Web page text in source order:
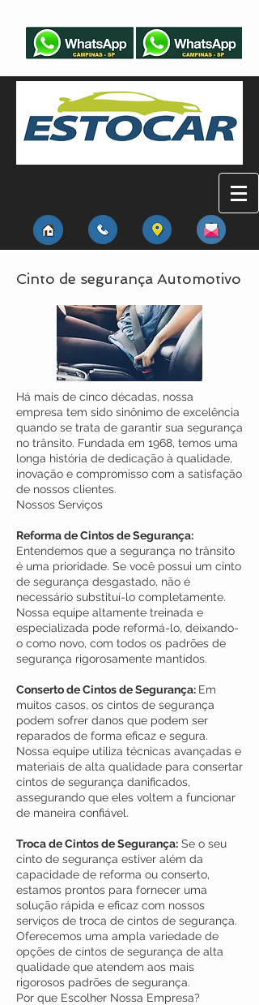
Cinto de segurança Automotivo
Há mais de cinco décadas, nossa
empresa tem sido sinônimo de excelência
quando se trata de garantir sua segurança
no trânsito. Fundada em 1968, temos uma
longa história de dedicação à qualidade,
inovação e compromisso com a satisfação
de nossos clientes.
Nossos Serviços
Reforma de Cintos de Segurança:
Entendemos que a segurança no trânsito
é uma prioridade. Se você possui um cinto
de segurança desgastado, não é
necessário substituí-lo completamente.
Nossa equipe altamente treinada e
especializada pode reformá-lo, deixando-
o como novo, com todos os padrões de
segurança rigorosamente mantidos.
Conserto de Cintos de Segurança: Em
muitos casos, os cintos de segurança
podem sofrer danos que podem ser
reparados de forma eficaz e segura.
Nossa equipe utiliza técnicas avançadas e
materiais de alta qualidade para consertar
cintos de segurança danificados,
assegurando que eles voltem a funcionar
de maneira confiável.
Troca de Cintos de Segurança: Se o seu
cinto de segurança estiver além da
capacidade de reforma ou conserto,
estamos prontos para fornecer uma
solução rápida e eficaz com nossos
serviços de troca de cintos de segurança.
Oferecemos uma ampla variedade de
opções de cintos de segurança de alta
qualidade que atendem aos mais
rigorosos padrões de segurança.
Por que Escolher Nossa Empresa?